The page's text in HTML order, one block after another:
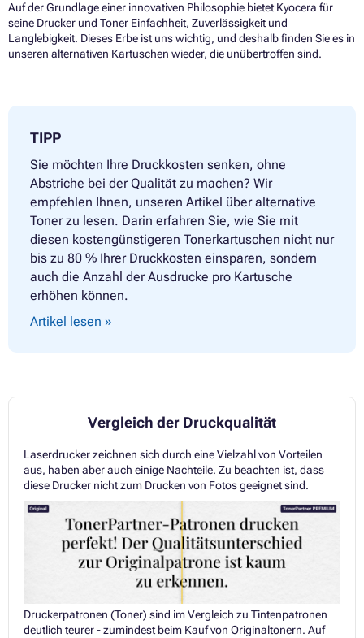
Auf der Grundlage einer innovativen Philosophie bietet Kyocera für
seine Drucker und Toner Einfachheit, Zuverlässigkeit und
Langlebigkeit. Dieses Erbe ist uns wichtig, und deshalb finden Sie es in
unseren alternativen Kartuschen wieder, die unübertroffen sind.
TIPP
Sie möchten Ihre Druckkosten senken, ohne
Abstriche bei der Qualität zu machen? Wir
empfehlen Ihnen, unseren Artikel über alternative
Toner zu lesen. Darin erfahren Sie, wie Sie mit
diesen kostengünstigeren Tonerkartuschen nicht nur
bis zu 80 % Ihrer Druckkosten einsparen, sondern
auch die Anzahl der Ausdrucke pro Kartusche
erhöhen können.
Artikel lesen »
Vergleich der Druckqualität
Laserdrucker zeichnen sich durch eine Vielzahl von Vorteilen
aus, haben aber auch einige Nachteile. Zu beachten ist, dass
diese Drucker nicht zum Drucken von Fotos geeignet sind.
Druckerpatronen (Toner) sind im Vergleich zu Tintenpatronen
deutlich teurer - zumindest beim Kauf von Originaltonern. Auf